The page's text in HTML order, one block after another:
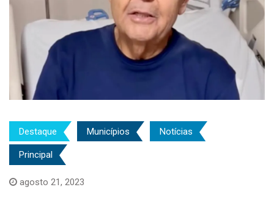
Destaque Municípios Notícias
Principal
agosto 21, 2023